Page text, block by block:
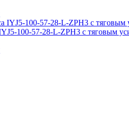
100-57-28-L-ZPH3 с тяговым